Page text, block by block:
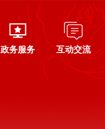
政务服务 互动交流